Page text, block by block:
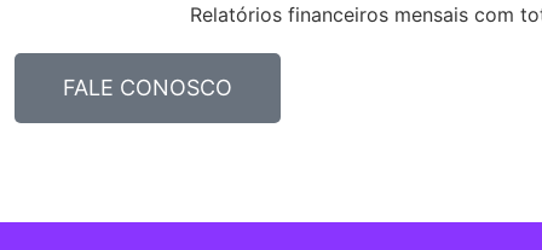
Relatórios financeiros mensais com
FALE CONOSCO